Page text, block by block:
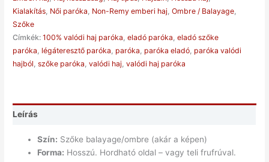
Kialakítás, Női paróka, Non-Remy emberi haj,Ombre / Balayage,
Szőke
Címkék:100% valódi haj paróka,eladó paróka,eladó szőke
paróka, légáteresztő paróka, paróka, paróka eladó, paróka valódi
hajból,szőke paróka,valódi haj,valódi haj paróka
Leírás
Szín: Szőke balayage/ombre (akár a képen)
Forma: Hosszú. Hordható oldal – vagy teli frufrúval.